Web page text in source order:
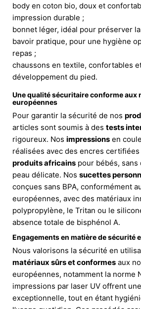
body en coton bio, doux et
impression durable ;
bonnet léger, idéal pour préserver
bavoir pratique, pour une hygiène
repas ;
chaussons en textile, confortables
développement du pied.
Une qualité sécuritaire conforme aux
européennes
Pour garantir la sécurité de nos
articles sont soumis à des tests
rigoureux. Nos impressions en
réalisées avec des encres certifiées
produits africains pour bébés,
peau délicate. Nos sucettes
conçues sans BPA, conformément
européennes, avec des matériaux
polypropylène, le Tritan ou le
absence totale de bisphénol A.
Engagements en matière de sécurité
Nous valorisons la sécurité en
matériaux sûrs et conformes aux
européennes, notamment la norme
impressions par laser UV offrent
exceptionnelle, tout en étant